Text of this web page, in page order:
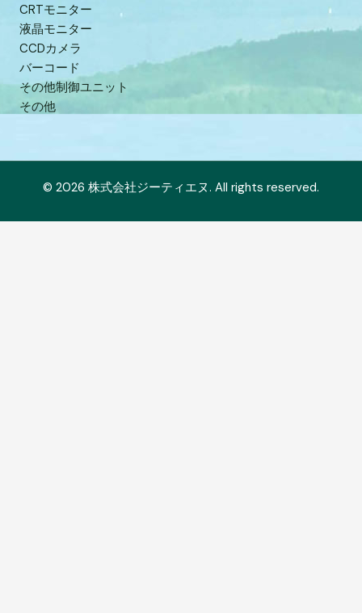
CRTモニター
液晶モニター
CCDカメラ
バーコード
その他制御ユニット
その他
© 2026 株式会社ジーティエヌ. All rights reserved.